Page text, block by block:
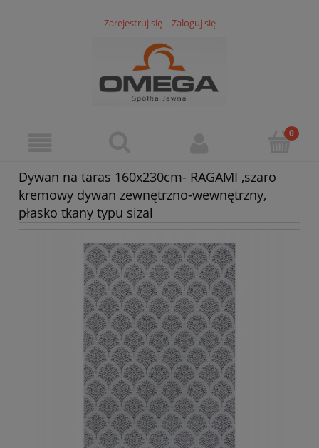
Zarejestruj się Zaloguj się
Dywan na taras 160x230cm- RAGAMI ,szaro
kremowy dywan zewnętrzno-wewnętrzny,
płasko tkany typu sizal